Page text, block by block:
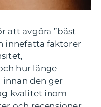
att avgöra ”bäst
innefatta faktorer
hur länge
innan den ger
kvalitet inom